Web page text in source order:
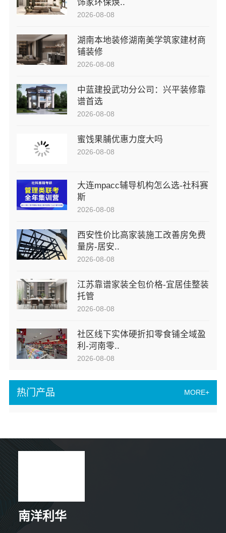
热门产品 MORE+
饰家环保焕..
2026-08-08
湖南本地装修湖南美学筑家建材商
铺装修
2026-08-08
中蓝建投武功分公司：兴平装修靠
谱首选
2026-08-08
蜜饯果脯优惠力度大吗
2026-08-08
大连mpacc辅导机构怎么选-社科赛
斯
2026-08-08
西安性价比高家装施工改善房免费
量房-居安..
2026-08-08
江苏靠谱家装全包价格-宜居佳整装
托管
2026-08-08
社区线下实体硬折扣零食铺全域盈
利-河南零..
2026-08-08
南洋利华